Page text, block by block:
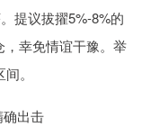
提议拔擢5%-8%的
幸免情谊干豫。举
。
出击